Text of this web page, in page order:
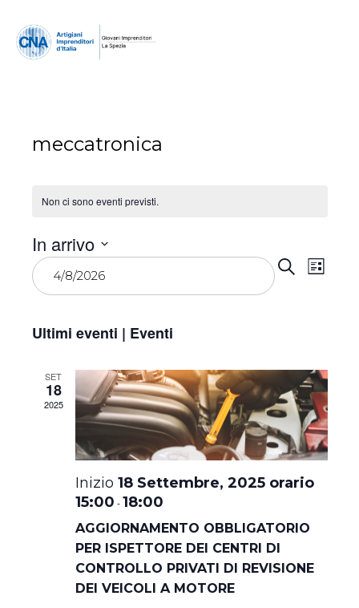
meccatronica
Non ci sono eventi previsti.
Cerca
Lista
In arrivo
Seleziona
la
data.
Ultimi eventi | Eventi
SET
18
2025
18 Settembre, 2025 orario
15:00 -18:00
AGGIORNAMENTO OBBLIGATORIO
PER ISPETTORE DEI CENTRI DI
CONTROLLO PRIVATI DI REVISIONE
DEI VEICOLI A MOTORE